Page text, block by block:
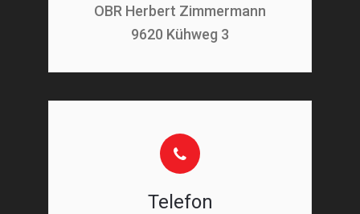
OBR Herbert Zimmermann
9620 Kühweg 3
Telefon